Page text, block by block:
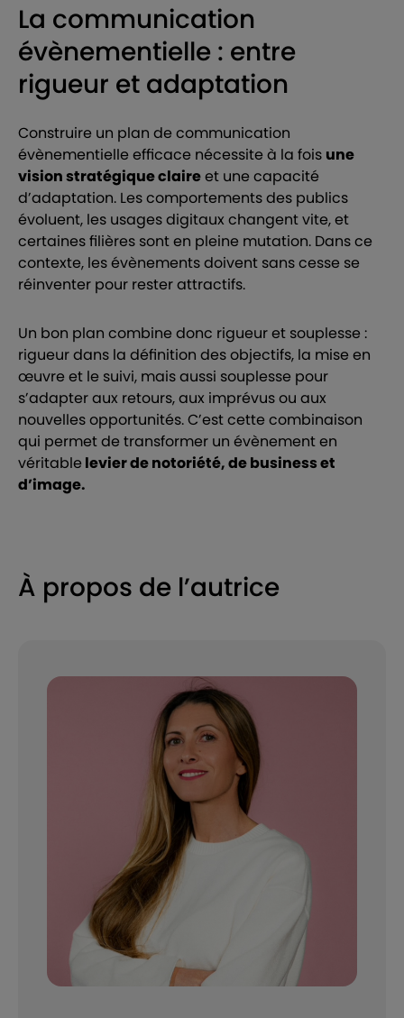
La communication
évènementielle : entre
rigueur et adaptation
Construire un plan de communication
évènementielle efficace nécessite à la fois une
vision stratégique claireet une capacité
d’adaptation. Les comportements des publics
évoluent, les usages digitaux changent vite, et
certaines filières sont en pleine mutation. Dans ce
contexte, les évènements doivent sans cesse se
réinventer pour rester attractifs.
Un bon plan combine donc rigueur et souplesse :
rigueur dans la définition des objectifs, la mise en
œuvre et le suivi, mais aussi souplesse pour
s’adapter aux retours, aux imprévus ou aux
nouvelles opportunités. C’est cette combinaison
qui permet de transformer un évènement en
véritablelevier de notoriété, de business et
d’image.
À propos de l’autrice